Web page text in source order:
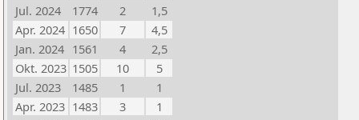
Jul. 2024
1774 2
1,5
Apr. 2024 1650 7
4,5
Jan. 2024 1561 4
2,5
Okt. 2023 1505 10
5
Jul. 2023
1485 1
1
Apr. 2023 1483 3
1